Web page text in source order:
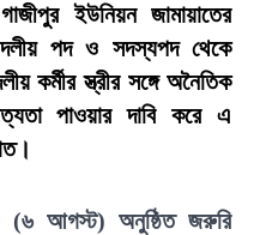
ইউনিয়ন জামায়াতের
পদ ও সদস্যপদ থেকে
কর্মীর স্ত্রীর সঙ্গে অনৈতিক
পাওয়ার দাবি করে এ
(৬ আগস্ট) অনুষ্ঠিত জরুরি